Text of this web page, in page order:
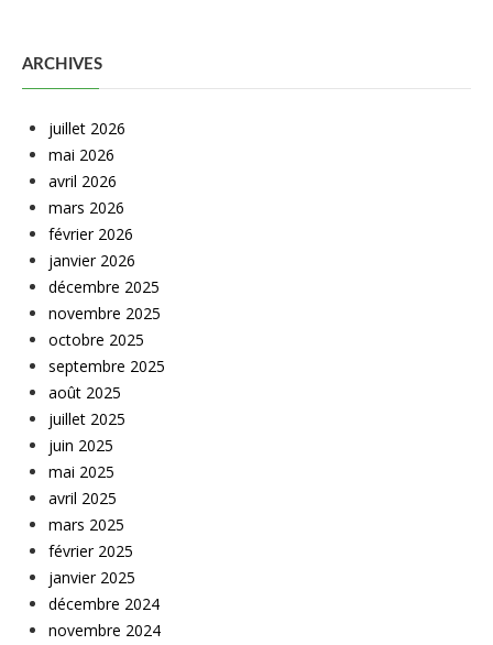
ARCHIVES
juillet 2026
mai 2026
avril 2026
mars 2026
février 2026
janvier 2026
décembre 2025
novembre 2025
octobre 2025
septembre 2025
août 2025
juillet 2025
juin 2025
mai 2025
avril 2025
mars 2025
février 2025
janvier 2025
décembre 2024
novembre 2024